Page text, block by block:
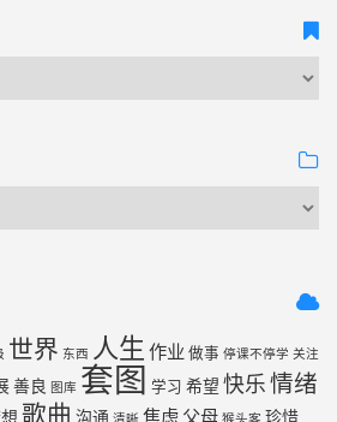
世界 东西 人生 作业 做事 停课不停学 关注
善良 图库 套图 学习 希望 快乐情绪
歌曲 沟通 焦虑 父母 珍惜